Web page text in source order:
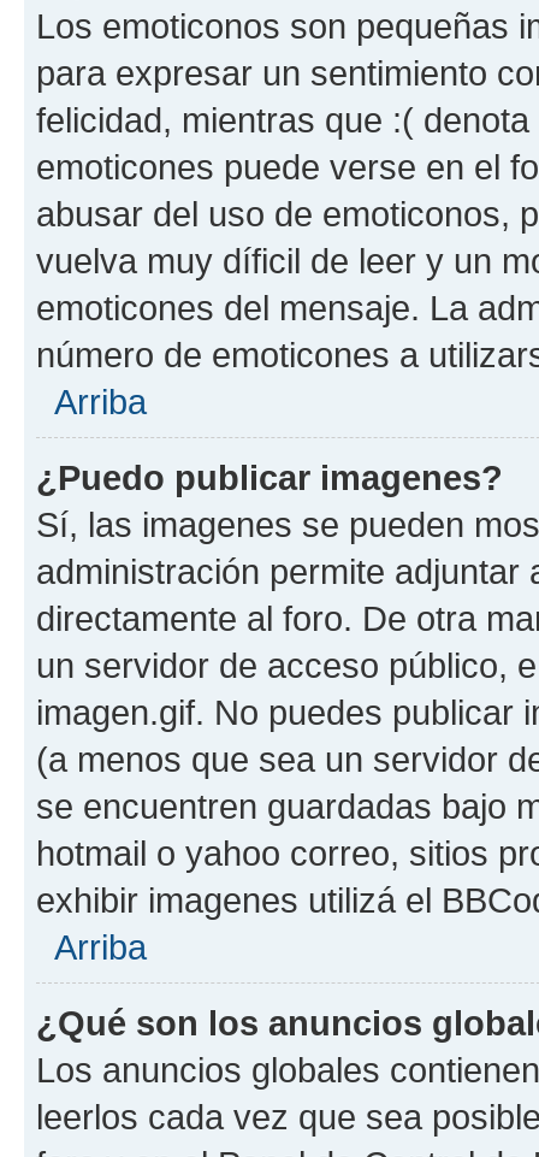
Los emoticonos son pequeñas
para expresar un sentimiento
felicidad, mientras que :(
emoticones puede verse en el
abusar del uso de emoticonos,
vuelva muy díficil de leer y un
emoticones del mensaje. La
número de emoticones a
Arriba
¿Puedo publicar imagenes?
Sí, las imagenes se pueden
administración permite
directamente al foro. De otra
un servidor de acceso público,
imagen.gif. No puedes publicar
(a menos que sea un servidor
se encuentren guardadas bajo
hotmail o yahoo correo, sitios
exhibir imagenes utilizá el
Arriba
¿Qué son los anuncios
Los anuncios globales
leerlos cada vez que sea